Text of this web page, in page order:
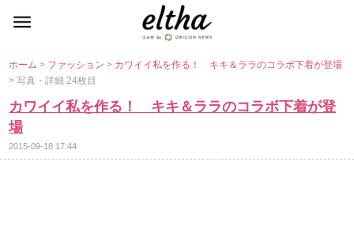
ホーム> ファッション> カワイイ私を作る！ キキ＆ララのコラボ下着が登場
> 写真・詳細 24枚目
カワイイ私を作る！ キキ＆ララのコラボ下着が登
場
2015-09-18 17:44